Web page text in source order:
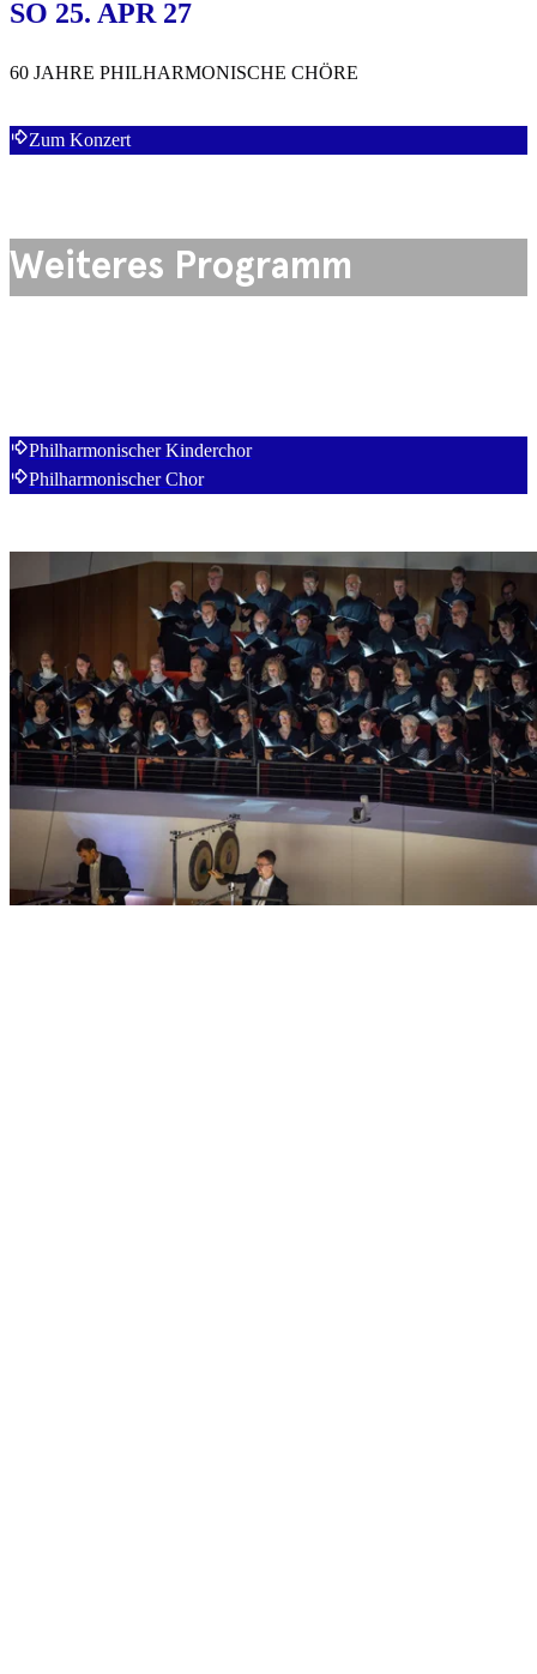
SO 25. APR 27
60 JAHRE PHILHARMONISCHE CHÖRE
Zum Konzert
Weiteres Programm
Philharmonischer Kinderchor
Philharmonischer Chor